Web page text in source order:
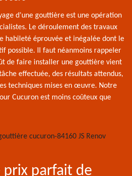
d’une gouttière est une opération
Le déroulement des travaux
habileté éprouvée et inégalée dont le
possible. Il faut néanmoins rappeler
de faire installer une gouttière vient
effectuée, des résultats attendus,
techniques mises en œuvre. Notre
Cucuron est moins coûteux que
prix parfait de